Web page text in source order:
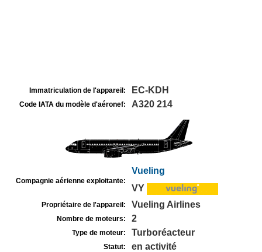
Immatriculation de l'appareil: EC-KDH
Code IATA du modèle d'aéronef: A320 214
Compagnie aérienne exploitante:
Vueling
VY
Propriétaire de l'appareil: Vueling Airlines
Nombre de moteurs: 2
Type de moteur: Turboréacteur
Statut: en activité